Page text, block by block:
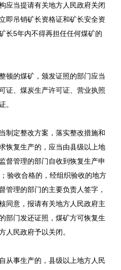
应当提请有关地方人民政府关闭
即吊销矿长资格证和矿长安全资
长5年内不得再担任任何煤矿的
的煤矿，颁发证照的部门应当
证、煤炭生产许可证、营业执照
。
定整改方案，落实整改措施和
恢复生产的，应当由县级以上地
督管理的部门自收到恢复生产申
验收合格的，经组织验收的地方
管理的部门的主要负责人签字，
同意，报请有关地方人民政府主
部门发还证照，煤矿方可恢复生
人民政府予以关闭。
事生产的，县级以上地方人民